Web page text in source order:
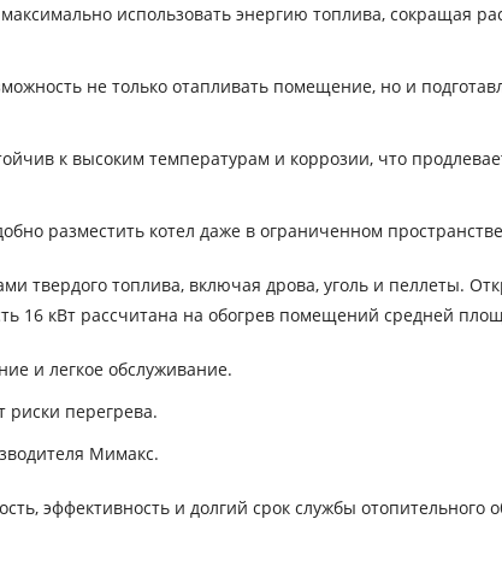
использовать энергию топлива, сокращая
не только отапливать помещение, но и
к высоким температурам и коррозии, что
разместить котел даже в ограниченном
твердого топлива, включая дрова, уголь и пеллеты.
16 кВт рассчитана на обогрев помещений средней
и легкое обслуживание.
перегрева.
Мимакс.
эффективность и долгий срок службы отопительного